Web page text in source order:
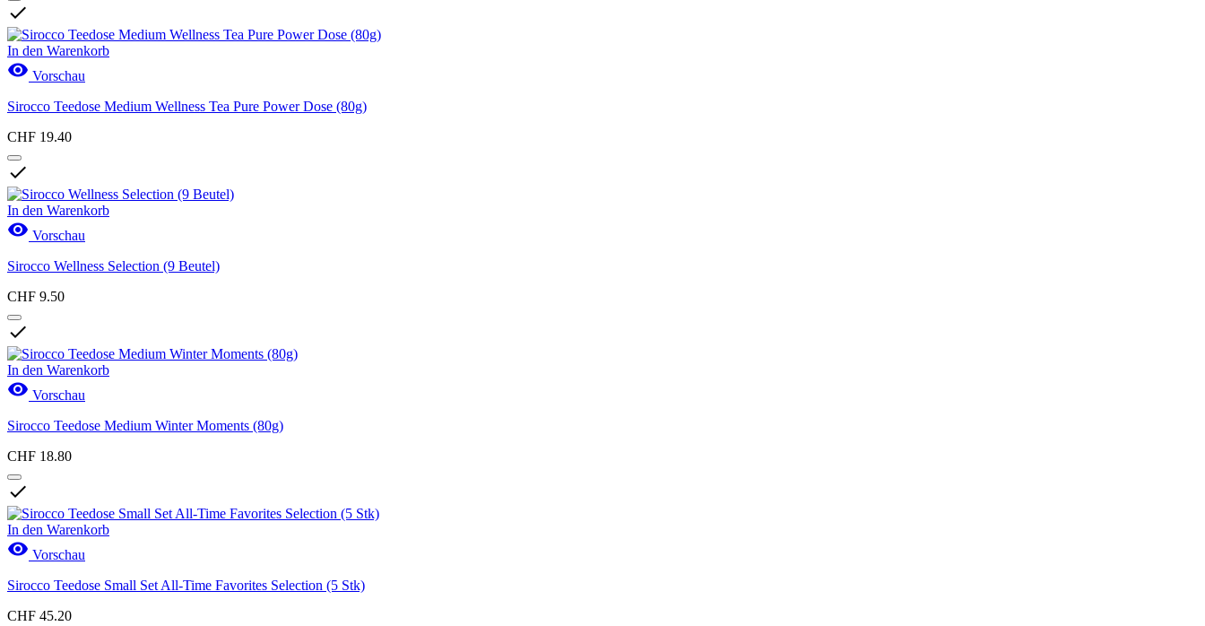

In den Warenkorb
 Vorschau
Sirocco Teedose Medium Wellness Tea Pure Power Dose (80g)
CHF 19.40

In den Warenkorb
 Vorschau
Sirocco Wellness Selection (9 Beutel)
CHF 9.50

In den Warenkorb
 Vorschau
Sirocco Teedose Medium Winter Moments (80g)
CHF 18.80

In den Warenkorb
 Vorschau
Sirocco Teedose Small Set All-Time Favorites Selection (5 Stk)
CHF 45.20